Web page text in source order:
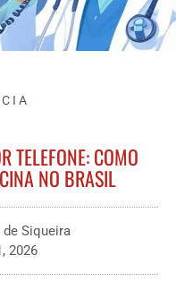
TELEFONE: COMO
NO BRASIL
Siqueira
2026